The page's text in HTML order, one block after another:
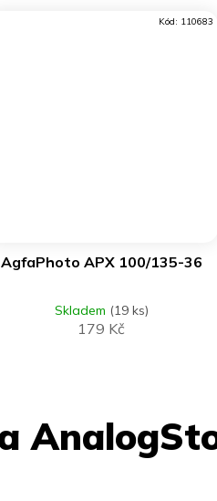
AgfaPhoto APX 100/135-36
Skladem (19 ks)
179 Kč
Kód: 110683